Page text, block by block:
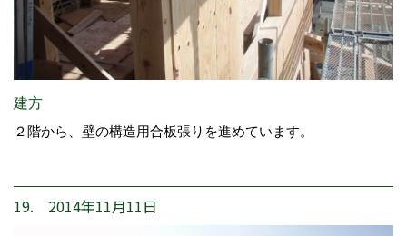
建方
２階から、壁の構造用合板張りを進めています。
19. 2014年11月11日